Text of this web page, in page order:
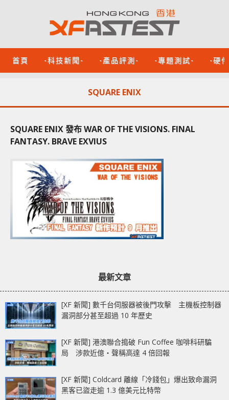
首頁 -科技新聞- -產品評測- -專題測試- -硬
SQUARE ENIX
SQUARE ENIX 發布 WAR OF THE VISIONS. FINAL
FANTASY. BRAVE EXVIUS
最新文章
[XF 新聞] 數千台伺服器被後門攻擊 主機板控制器
漏洞部分甚至超過 10 年歷史
[XF 新聞] 港澳聯合搗破 Fun Coffee 咖啡科研騙
局 涉款近億‧聲稱高達 4 倍回報
[XF 新聞] Coldcard 離線「冷錢包」爆出致命漏洞
黑客已盜走逾 1.3 億美元比特幣